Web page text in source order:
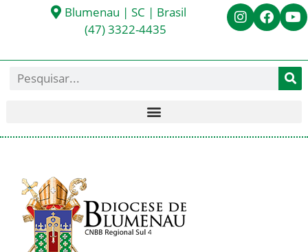
Blumenau | SC | Brasil
(47) 3322-4435